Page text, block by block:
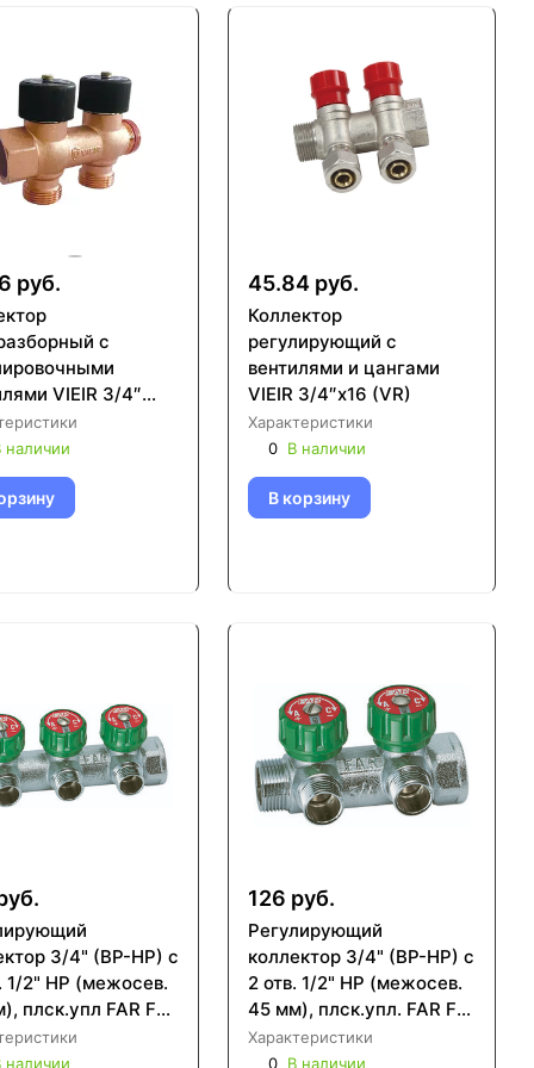
руб.
с
VIEIR 3/4″
наличии
45.84 руб.
Коллектор
регулирующий с
вентилями и цангами
VIEIR 3/4″x16 (VR)
Характеристики
0 В наличии
В корзину
3/4" (ВР-НР) с
1/2" НР (межосев.
плск.упл FAR FK
наличии
126 руб.
Регулирующий
коллектор 3/4" (ВР-НР) с
2 отв. 1/2" НР (межосев.
45 мм), плск.упл. FAR FK
3821 3412TP
Характеристики
0 В наличии